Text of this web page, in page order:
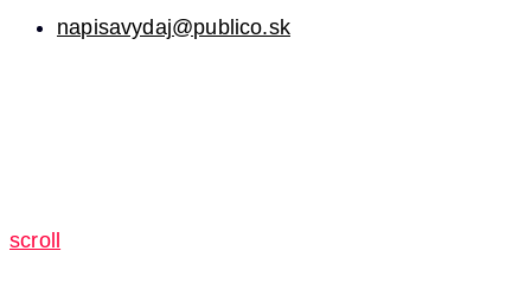
napisavydaj@publico.sk
scroll